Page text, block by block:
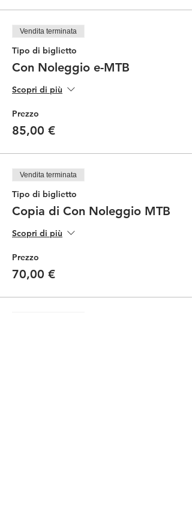
Vendita terminata
Tipo di biglietto
Con Noleggio e-MTB
Scopri di più
Prezzo
85,00 €
Vendita terminata
Tipo di biglietto
Copia di Con Noleggio MTB
Scopri di più
Prezzo
70,00 €